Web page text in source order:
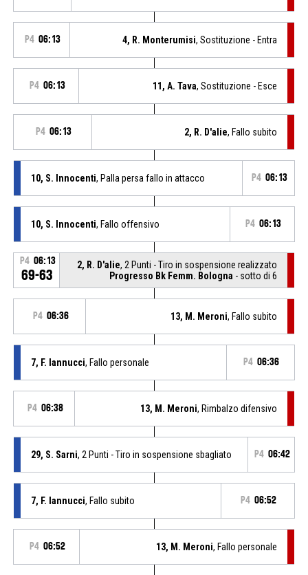
P4 06:13 4, R. Monterumisi, Sostituzione - Entra
P4 06:13 11, A. Tava, Sostituzione - Esce
P4 06:13 2, R. D'alie, Fallo subito
10, S. Innocenti, Palla persa fallo in attacco P4 06:13
10, S. Innocenti, Fallo offensivo P4 06:13
P4 06:13
69-63
2, R. D'alie, 2 Punti - Tiro in sospensione realizzato
Progresso Bk Femm. Bologna - sotto di 6
P4 06:36 13, M. Meroni, Fallo subito
7, F. Iannucci, Fallo personale P4 06:36
P4 06:38 13, M. Meroni, Rimbalzo difensivo
29, S. Sarni, 2 Punti - Tiro in sospensione sbagliato P4 06:42
7, F. Iannucci, Fallo subito P4 06:52
P4 06:52 13, M. Meroni, Fallo personale